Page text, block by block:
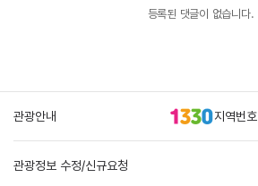
등록된 댓글이 없습니다.
관광안내 지역번호
관광정보 수정/신규요청